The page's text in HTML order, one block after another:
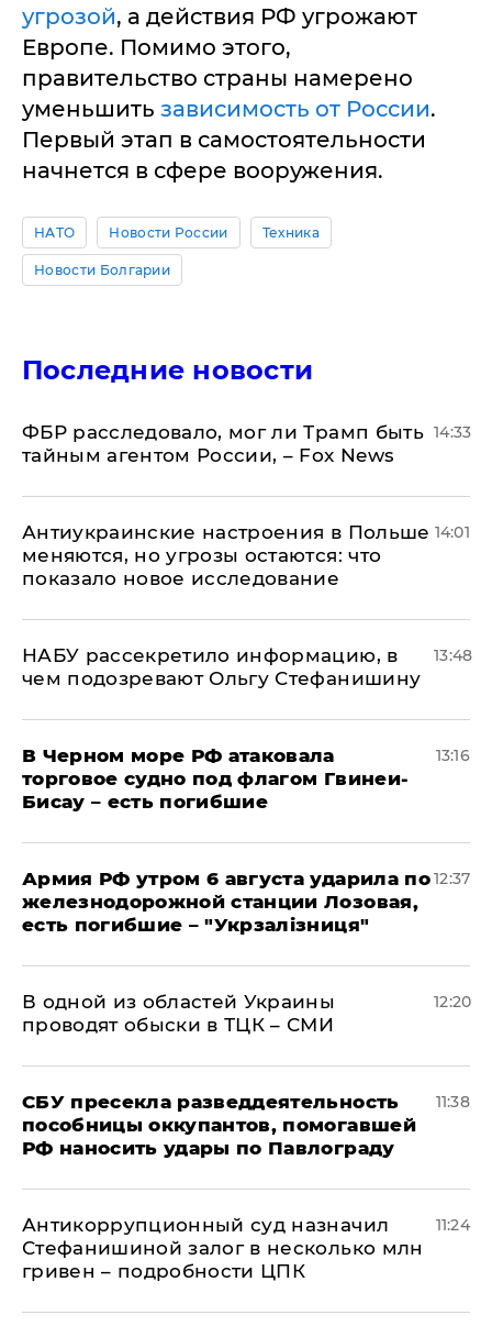
угрозой, а действия РФ угрожают
Европе. Помимо этого,
правительство страны намерено
уменьшить зависимость от России.
Первый этап в самостоятельности
начнется в сфере вооружения.
НАТО Новости России Техника
Новости Болгарии
Последние новости
ФБР расследовало, мог ли Трамп быть
тайным агентом России, – Fox News
14:33
Антиукраинские настроения в Польше
меняются, но угрозы остаются: что
показало новое исследование
14:01
НАБУ рассекретило информацию, в
чем подозревают Ольгу Стефанишину
13:48
В Черном море РФ атаковала
торговое судно под флагом Гвинеи-
Бисау – есть погибшие
13:16
Армия РФ утром 6 августа ударила по
железнодорожной станции Лозовая,
есть погибшие – "Укрзалізниця"
12:37
В одной из областей Украины
проводят обыски в ТЦК – СМИ
12:20
СБУ пресекла разведдеятельность
пособницы оккупантов, помогавшей
РФ наносить удары по Павлограду
11:38
Антикоррупционный суд назначил
Стефанишиной залог в несколько млн
гривен – подробности ЦПК
11:24